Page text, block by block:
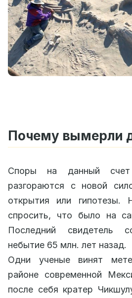
Почему вымерли
Споры на данный
разгораются с новой
открытия или гипотезы.
спросить, что было на
Последний свидетель
небытие 65 млн. лет назад.
Одни ученые винят
районе современной
после себя кратер